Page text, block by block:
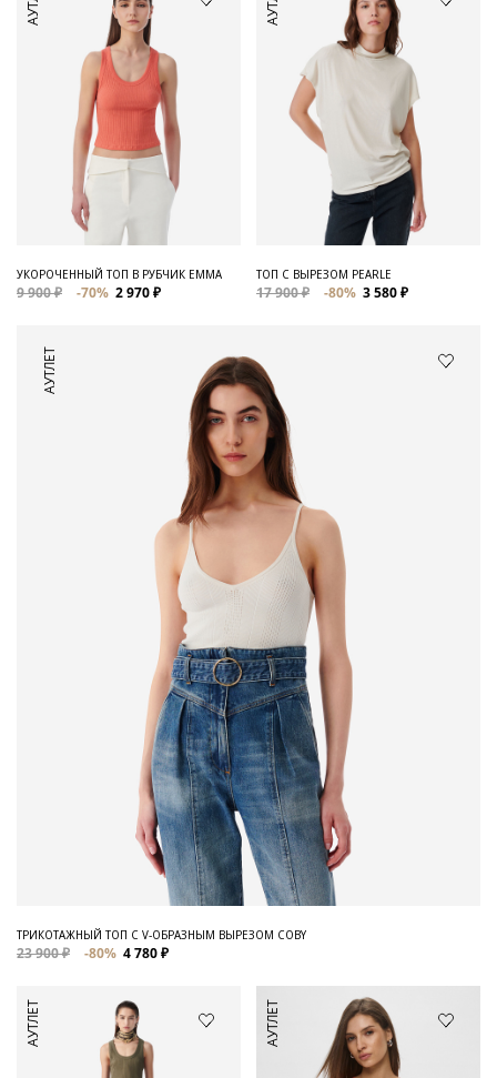
Сумки и аксессуары
УКОРОЧЕННЫЙ ТОП В РУБЧИК EMMA
9 900 ₽ -70% 2 970 ₽
ТОП С ВЫРЕЗОМ PEARLE
17 900 ₽ -80% 3 580 ₽
АУТЛЕТ
ТРИКОТАЖНЫЙ ТОП С V-ОБРАЗНЫМ ВЫРЕЗОМ COBY
23 900 ₽ -80% 4 780 ₽
АУТЛЕТ АУТЛЕТ